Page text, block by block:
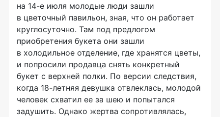
на 14-е июля молодые люди зашли
в цветочный павильон, зная, что он работает
круглосуточно. Там под предлогом
приобретения букета они зашли
в холодильное отделение, где хранятся цветы,
и попросили продавца снять конкретный
букет с верхней полки. По версии следствия,
когда 18-летняя девушка отвлеклась, молодой
человек схватил ее за шею и попытался
задушить. Однако жертва сопротивлялась,